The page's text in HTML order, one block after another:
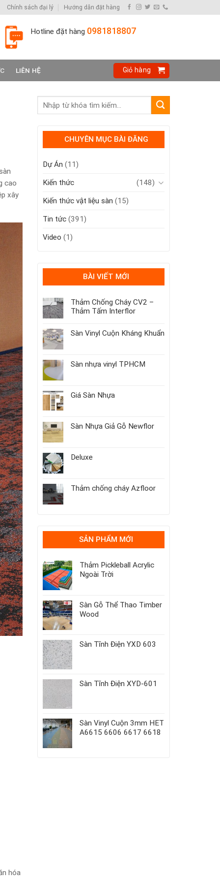
Chính sách đại lý Hướng dẫn đặt hàng
Hotline đặt hàng 0981818807
LIÊN HỆ Giỏ hàng
cao
xây
hóa
CHUYÊN MỤC BÀI ĐĂNG
Dự Án (11)
Kiến thức (148)
Kiến thức vật liệu sàn (15)
Tin tức (391)
Video (1)
BÀI VIẾT MỚI
Thảm Chống Cháy CV2 –
Thảm Tấm Interflor
Sàn Vinyl Cuộn Kháng Khuẩn
Sàn nhựa vinyl TPHCM
Giá Sàn Nhựa
Sàn Nhựa Giả Gỗ Newflor
Deluxe
Thảm chống cháy Azfloor
SẢN PHẨM MỚI
Thảm Pickleball Acrylic
Ngoài Trời
Sàn Gỗ Thể Thao Timber
Wood
Sàn Tĩnh Điện YXD 603
Sàn Tĩnh Điện XYD-601
Sàn Vinyl Cuộn 3mm HET
A6615 6606 6617 6618